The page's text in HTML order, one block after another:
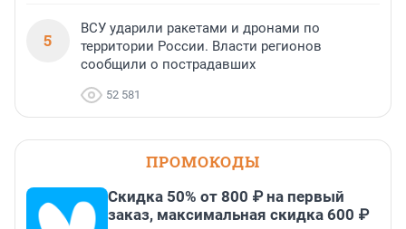
5
ВСУ ударили ракетами и дронами по
территории России. Власти регионов
сообщили о пострадавших
52 581
ПРОМОКОДЫ
Скидка 50% от 800 ₽ на первый
заказ, максимальная скидка 600 ₽